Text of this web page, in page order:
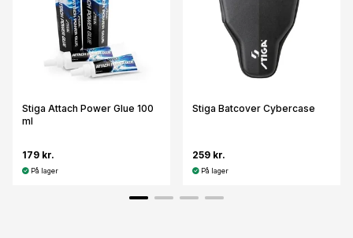
Stiga Attach Power Glue 100
ml
179 kr.
På lager
Stiga Batcover Cybercase
259 kr.
På lager